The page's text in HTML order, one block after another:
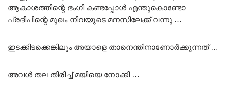
ആകാശത്തിന്റെ ഭംഗി കണ്ടപ്പോൾ എന്തുകൊണ്ടോ
പ്രദീപിന്റെ മുഖം നിവയുടെ മനസിലേക്ക് വന്നു …
ഇടക്കിടക്കെങ്കിലും അയാളെ താനെന്തിനാണോർക്കുന്നത് …
അവൾ തല തിരിച്ച് മയിയെ നോക്കി …